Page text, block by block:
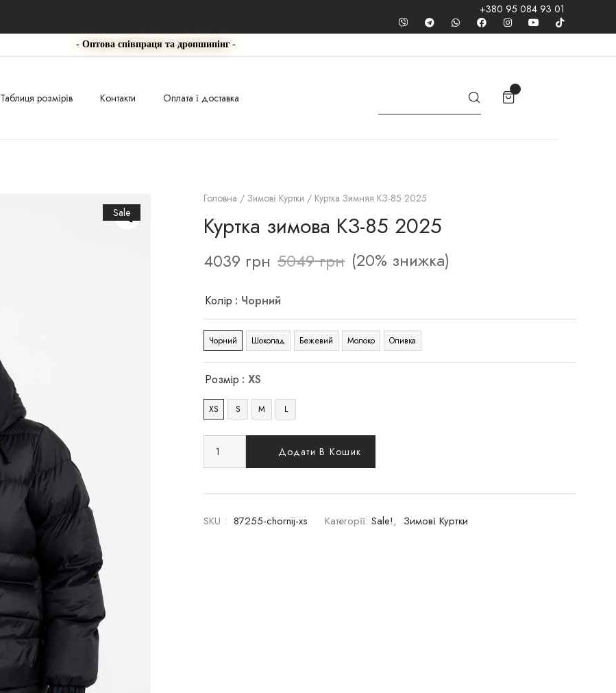
+380 95 084 93 01
- Оптова співпраця та дропшипінг -
Таблиця розмірів Контакти Оплата і доставка
Sale
Головна / Зимові Куртки / Куртка Зимняя КЗ-85 2025
Куртка зимова КЗ-85 2025
4039 грн 5049грн (20% знижка)
Колір : Чорний
Чорний Шоколад Бежевий Молоко Оливка
Розмір : XS
XS S M L
Додати В Кошик
SKU : 87255-chornij-xs Категорії: Sale!, Зимові Куртки